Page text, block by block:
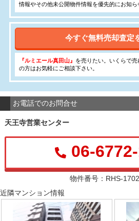
情報やその他未公開物件情報を優先的にお知ら
今すぐ無料売却査定
『ルミエール真田山』 を売りたい。いくらで
の方はお気軽にご相談下さい。
お電話でのお問合せ
天王寺営業センター
06-
物件番号：RHS-
近隣マンション情報